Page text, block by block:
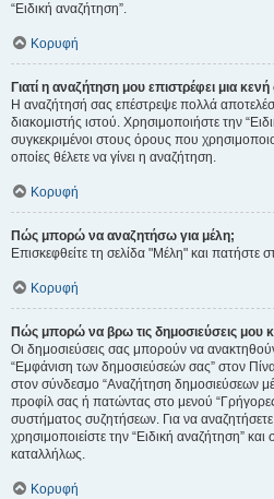
“Ειδική αναζήτηση”.
Κορυφή
Γιατί η αναζήτηση μου επιστρέφει μια κενή
Η αναζήτησή σας επέστρεψε πολλά
διακομιστής ιστού. Χρησιμοποιήστε την
συγκεκριμένοι στους όρους που
οποίες θέλετε να γίνει η αναζήτηση.
Κορυφή
Πώς μπορώ να αναζητήσω για μέλη;
Επισκεφθείτε τη σελίδα "Μέλη" και πατήστε
Κορυφή
Πώς μπορώ να βρω τις δημοσιεύσεις μου
Οι δημοσιεύσεις σας μπορούν να
“Εμφάνιση των δημοσιεύσεών σας” στον
στον σύνδεσμο “Αναζήτηση δημοσιεύσεων
προφίλ σας ή πατώντας στο μενού
συστήματος συζητήσεων. Για να
χρησιμοποιείστε την “Ειδική αναζήτηση”
καταλλήλως.
Κορυφή